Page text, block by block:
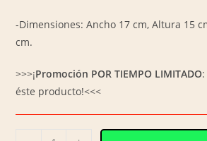
-Dimensiones: Ancho 17 cm, Altura 15
cm.
>>>¡Promoción POR TIEMPO LIMITADO
éste producto!<<<